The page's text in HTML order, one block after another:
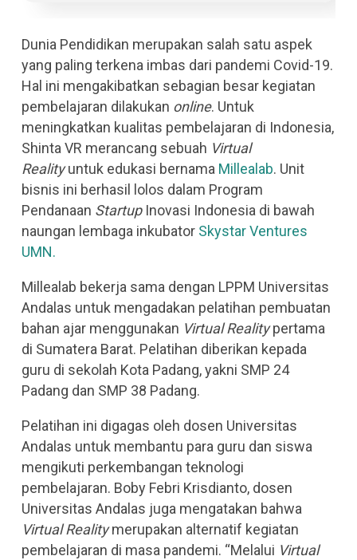
Dunia Pendidikan merupakan salah satu aspek
yang paling terkena imbas dari pandemi Covid-19.
Hal ini mengakibatkan sebagian besar kegiatan
pembelajaran dilakukan online. Untuk
meningkatkan kualitas pembelajaran di Indonesia,
Shinta VR merancang sebuah Virtual
Realityuntuk edukasi bernama Millealab. Unit
bisnis ini berhasil lolos dalam Program
Pendanaan Startup Inovasi Indonesia di bawah
naungan lembaga inkubator Skystar Ventures
UMN.
Millealab bekerja sama dengan LPPM Universitas
Andalas untuk mengadakan pelatihan pembuatan
bahan ajar menggunakan Virtual Realitypertama
di Sumatera Barat. Pelatihan diberikan kepada
guru di sekolah Kota Padang, yakni SMP 24
Padang dan SMP 38 Padang.
Pelatihan ini digagas oleh dosen Universitas
Andalas untuk membantu para guru dan siswa
mengikuti perkembangan teknologi
pembelajaran. Boby Febri Krisdianto, dosen
Universitas Andalas juga mengatakan bahwa
Virtual Realitymerupakan alternatif kegiatan
pembelajaran di masa pandemi. “Melalui Virtual